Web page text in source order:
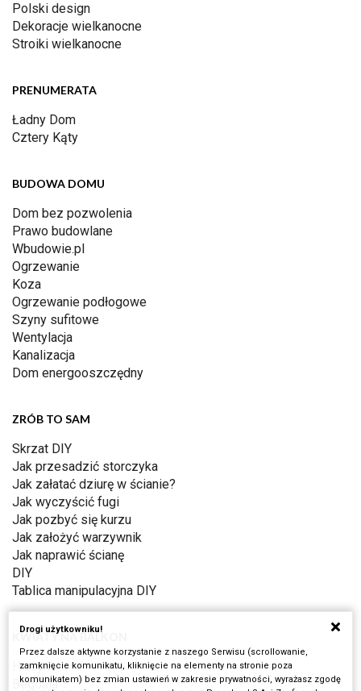
Polski design
Dekoracje wielkanocne
Stroiki wielkanocne
PRENUMERATA
Ładny Dom
Cztery Kąty
BUDOWA DOMU
Dom bez pozwolenia
Prawo budowlane
Wbudowie.pl
Ogrzewanie
Koza
Ogrzewanie podłogowe
Szyny sufitowe
Wentylacja
Kanalizacja
Dom energooszczędny
ZRÓB TO SAM
Skrzat DIY
Jak przesadzić storczyka
Jak załatać dziurę w ścianie?
Jak wyczyścić fugi
Jak pozbyć się kurzu
Jak założyć warzywnik
Jak naprawić ścianę
DIY
Tablica manipulacyjna DIY
KWIATY NA BALKON
Hiacynt
Begonia
Drogi użytkowniku!
Przez dalsze aktywne korzystanie z naszego Serwisu (scrollowanie,
zamknięcie komunikatu, kliknięcie na elementy na stronie poza
komunikatem) bez zmian ustawień w zakresie prywatności, wyrażasz zgodę